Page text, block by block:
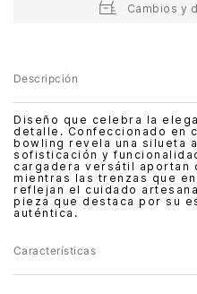
Cambios y
Descripción
Diseño que celebra la
detalle. Confeccionado en
bowling revela una silueta
sofisticación y
cargadera versátil aportan
mientras las trenzas que
reflejan el cuidado
pieza que destaca por su
auténtica.
Características